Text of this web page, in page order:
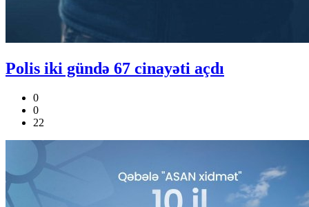
Polis iki gündə 67 cinayəti açdı
0
0
22